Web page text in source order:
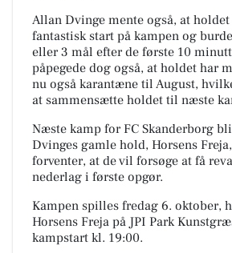
Allan Dvinge mente også, at holdet
fantastisk start på kampen og
eller 3 mål efter de første 10
påpegede dog også, at holdet har
nu også karantæne til August,
at sammensætte holdet til næste
Næste kamp for FC Skanderborg
Dvinges gamle hold, Horsens
forventer, at de vil forsøge at få
nederlag i første opgør.
Kampen spilles fredag 6. oktober,
Horsens Freja på JPI Park
kampstart kl. 19:00.